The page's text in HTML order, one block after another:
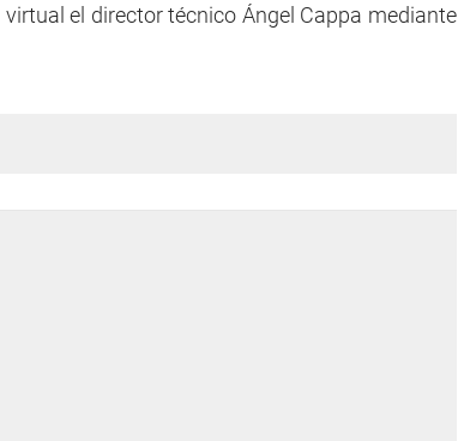
el director técnico Ángel Cappa mediante